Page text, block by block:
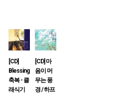
[CD]
Blessing
축복 - 클
래식기
[CD] 마
음이 머
무는 풍
경 / 하프